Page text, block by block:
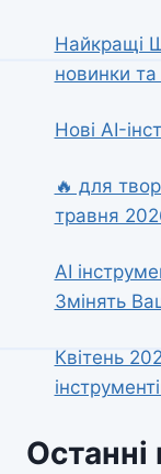
Найкращі
новинки
Нові AI-
🔥 для
травня
AI
Змінять
Квітень
Останні